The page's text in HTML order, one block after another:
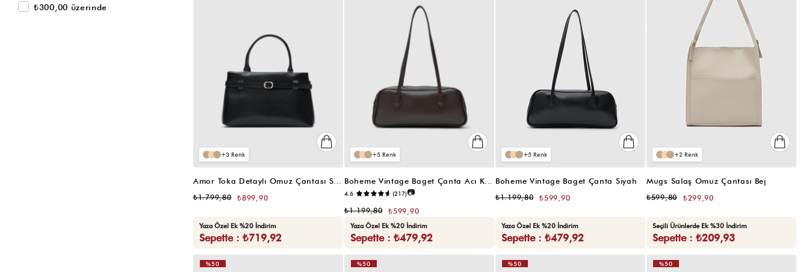
Yeşil
₺300,00 üzerinde
3
₺899,90
₺1.799,80
Yaza Özel Ek %20 İndirim
Sepette : ₺719,92
5
4.6 (217)📷
₺599,90
₺1.199,80
Yaza Özel Ek %20 İndirim
Sepette : ₺479,92
5
Boheme Vintage Baget Çanta Siyah
₺599,90
₺1.199,80
Yaza Özel Ek %20 İndirim
Sepette : ₺479,92
2
Mugs Salaş Omuz Çantası Bej
₺299,90
₺599,80
Seçili Ürünlerde Ek %30 İndirim
Sepette : ₺209,93
%50
%50
%50
%50